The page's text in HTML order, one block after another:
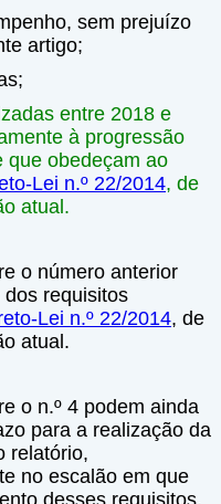
sem prejuízo
artigo;
entre 2018 e
à progressão
que obedeçam ao
Lei n.º 22/2014, de
atual.
o número anterior
requisitos
Lei n.º 22/2014, de
atual.
o n.º 4 podem ainda
para a realização da
relatório,
no escalão em que
desses requisitos,